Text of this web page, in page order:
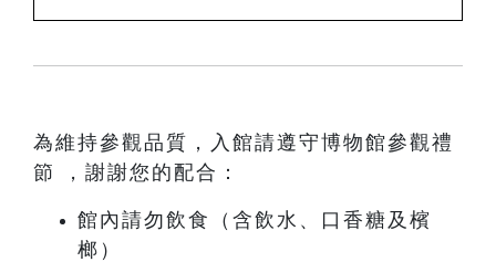
為維持參觀品質，入館請遵守博物館參觀禮
節 ，謝謝您的配合：
館內請勿飲食（含飲水、口香糖及檳
榔）